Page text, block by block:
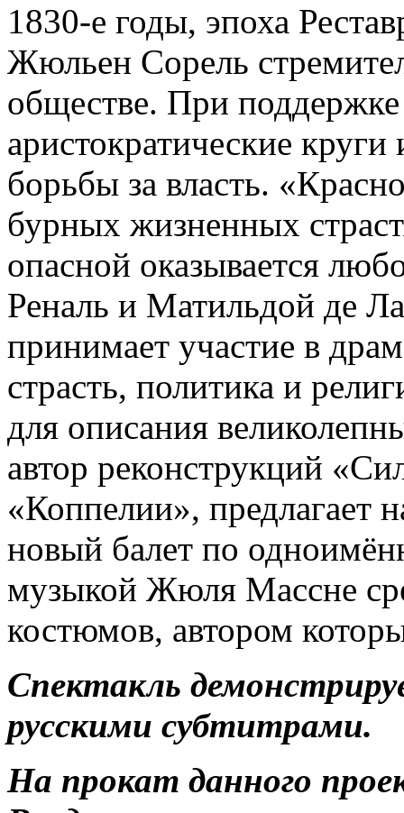
1830-е годы, эпоха
Жюльен Сорель
обществе. При
аристократические
борьбы за власть.
бурных жизненных
опасной оказывается
Реналь и Матильдой де
принимает участие в
страсть, политика и
для описания
автор реконструкций
«Коппелии»,
новый балет по
музыкой Жюля Массне
костюмов, автором
Спектакль
русскими субтитрами.
На прокат данного